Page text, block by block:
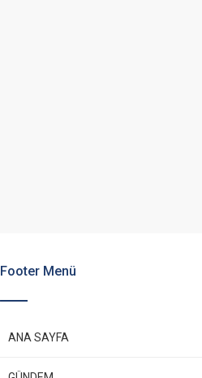
Footer Menü
ANA SAYFA